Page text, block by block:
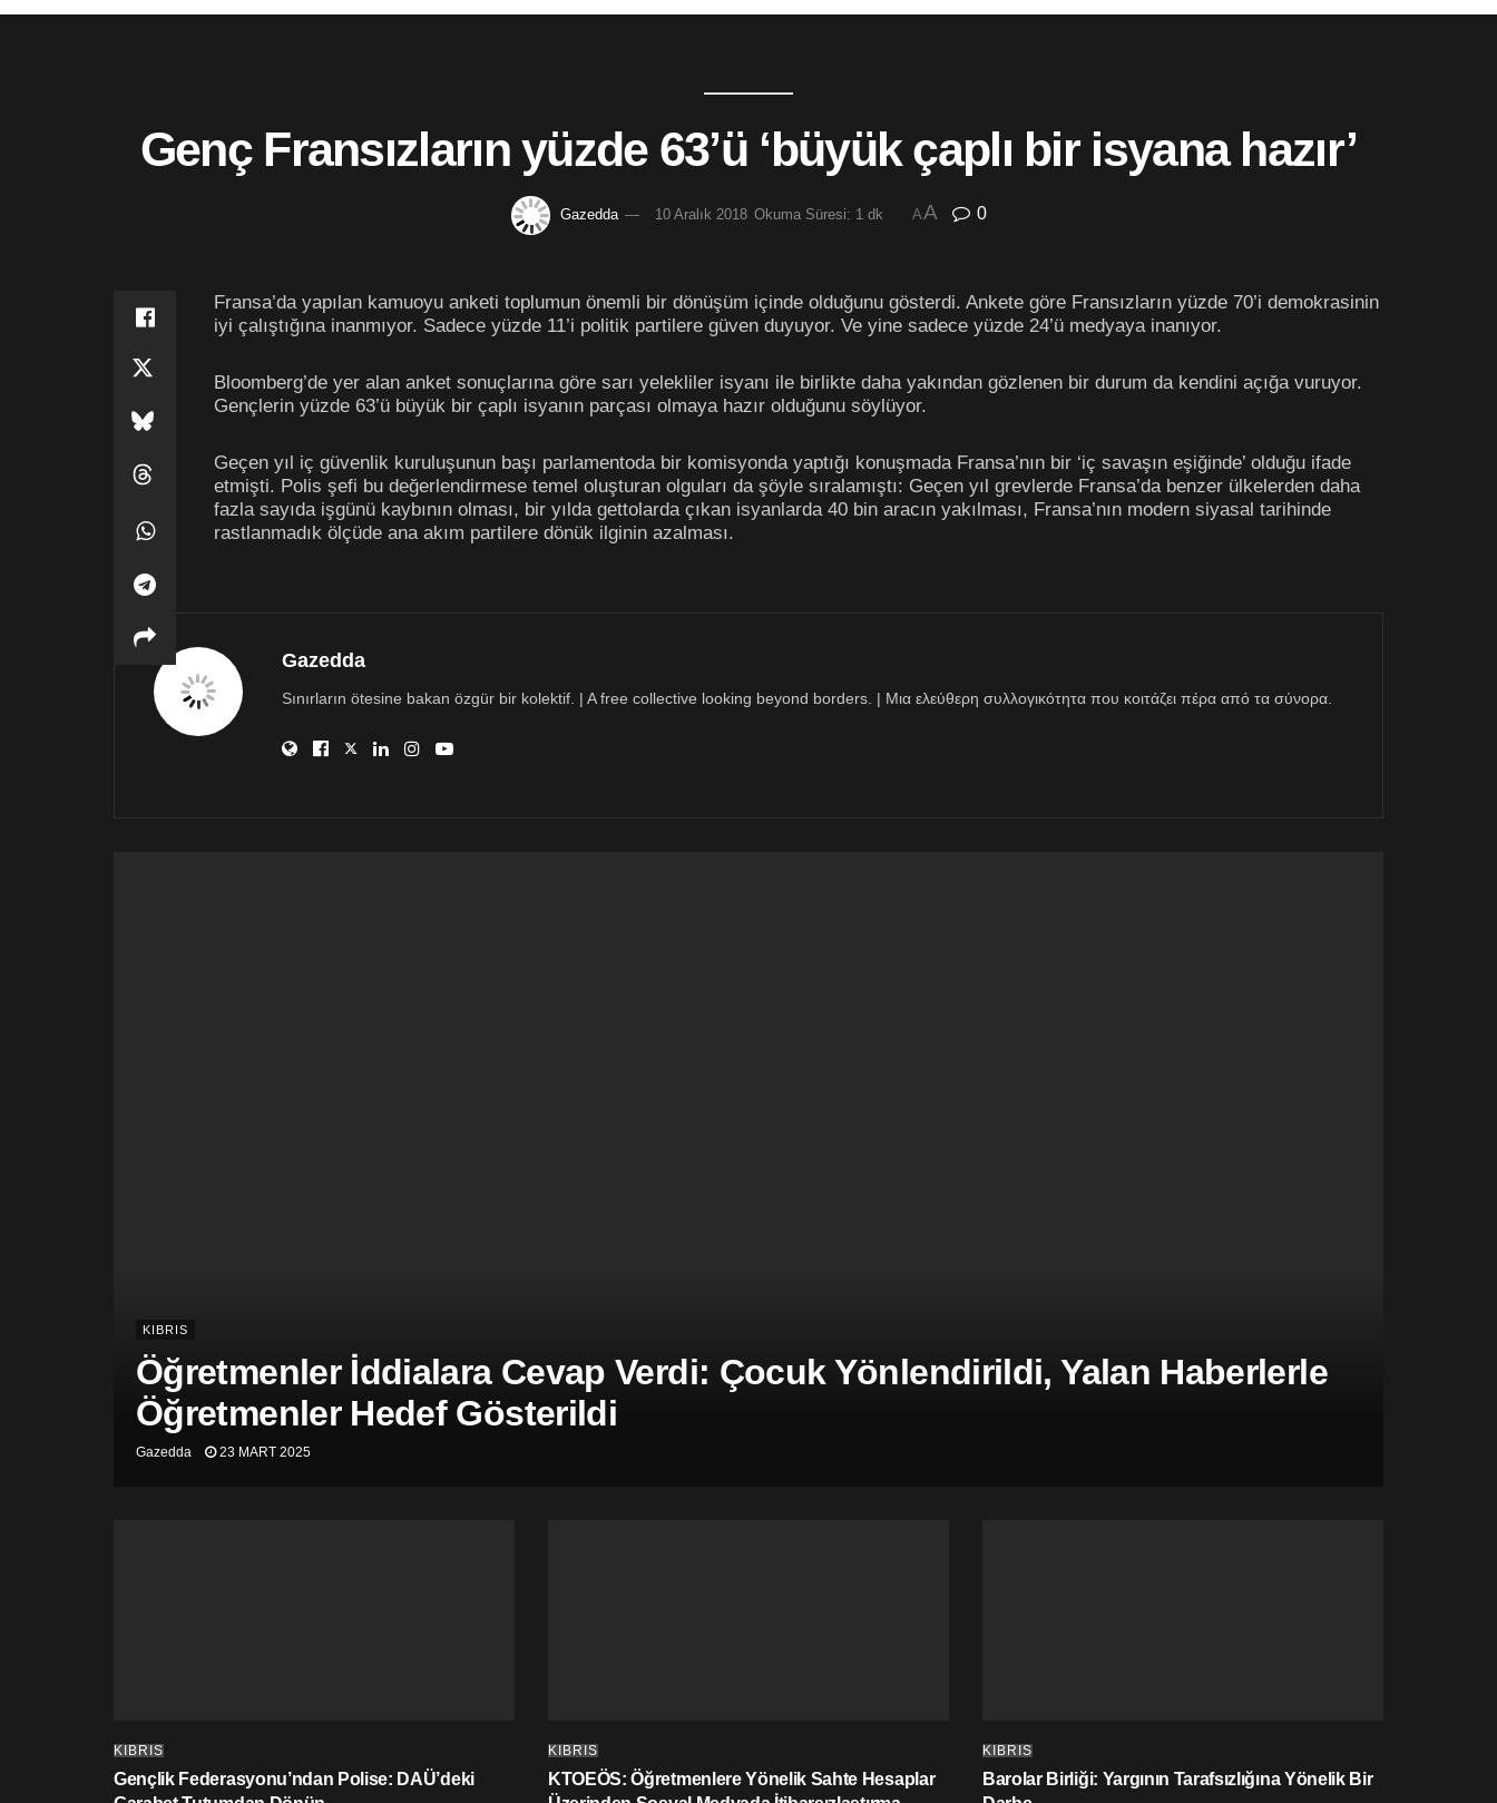
Genç Fransızların yüzde 63’ü ‘büyük çaplı bir isyana hazır’
Gazedda 10 Aralık 2018 Okuma Süresi: 1 dk AA 0
Fransa’da yapılan kamuoyu anketi toplumun önemli bir dönüşüm içinde olduğunu gösterdi. Ankete göre Fransızların yüzde 70’i demokrasinin
iyi çalıştığına inanmıyor. Sadece yüzde 11’i politik partilere güven duyuyor. Ve yine sadece yüzde 24’ü medyaya inanıyor.
Bloomberg’de yer alan anket sonuçlarına göre sarı yelekliler isyanı ile birlikte daha yakından gözlenen bir durum da kendini açığa vuruyor.
Gençlerin yüzde 63’ü büyük bir çaplı isyanın parçası olmaya hazır olduğunu söylüyor.
Geçen yıl iç güvenlik kuruluşunun başı parlamentoda bir komisyonda yaptığı konuşmada Fransa’nın bir ‘iç savaşın eşiğinde’ olduğu ifade
etmişti. Polis şefi bu değerlendirmese temel oluşturan olguları da şöyle sıralamıştı: Geçen yıl grevlerde Fransa’da benzer ülkelerden daha
fazla sayıda işgünü kaybının olması, bir yılda gettolarda çıkan isyanlarda 40 bin aracın yakılması, Fransa’nın modern siyasal tarihinde
rastlanmadık ölçüde ana akım partilere dönük ilginin azalması.
Gazedda
Sınırların ötesine bakan özgür bir kolektif. | A free collective looking beyond borders. | Μια ελεύθερη συλλογικότητα που κοιτάζει πέρα από τα σύνορα.
KIBRIS
Öğretmenler İddialara Cevap Verdi: Çocuk Yönlendirildi, Yalan Haberlerle
Öğretmenler Hedef Gösterildi
Gazedda 23 MART 2025
KIBRIS
Gençlik Federasyonu’ndan Polise: DAÜ’deki
KIBRIS
KTOEÖS: Öğretmenlere Yönelik Sahte Hesaplar
KIBRIS
Barolar Birliği: Yargının Tarafsızlığına Yönelik Bir